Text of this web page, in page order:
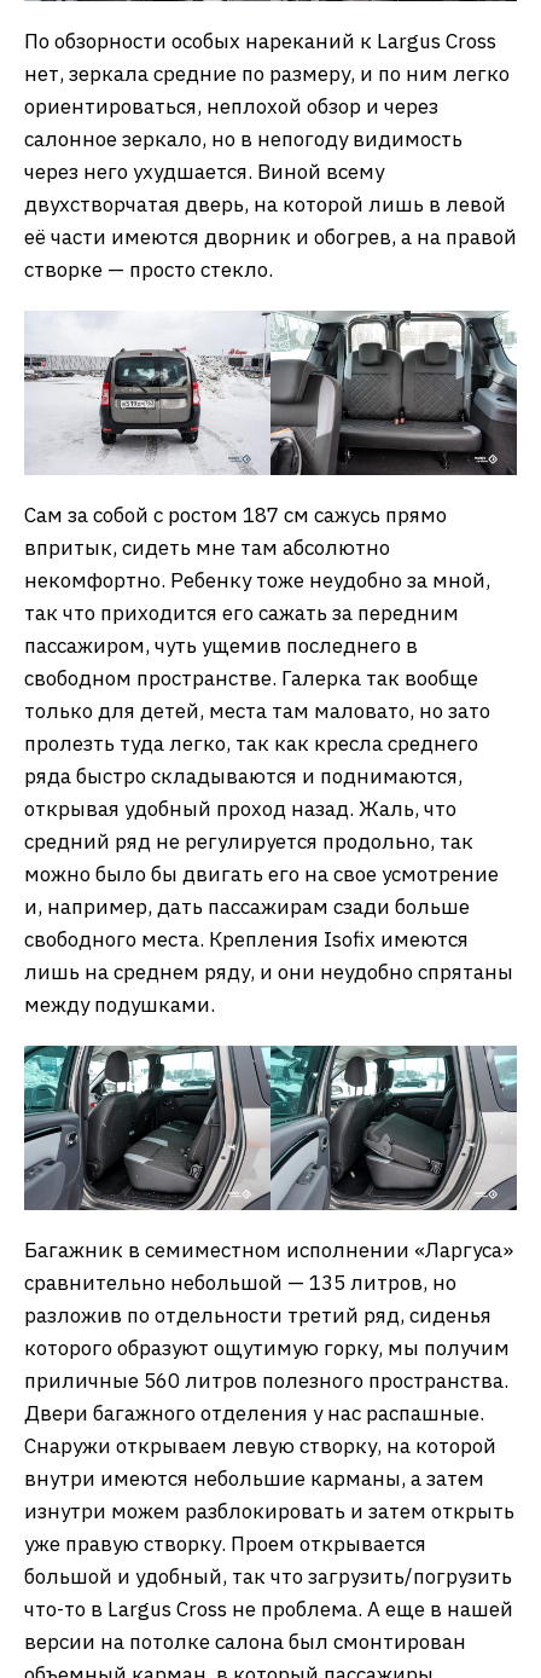
По обзорности особых нареканий к Largus Cross
нет, зеркала средние по размеру, и по ним легко
ориентироваться, неплохой обзор и через
салонное зеркало, но в непогоду видимость
через него ухудшается. Виной всему
двухстворчатая дверь, на которой лишь в левой
её части имеются дворник и обогрев, а на правой
створке — просто стекло.
Сам за собой с ростом 187 см сажусь прямо
впритык, сидеть мне там абсолютно
некомфортно. Ребенку тоже неудобно за мной,
так что приходится его сажать за передним
пассажиром, чуть ущемив последнего в
свободном пространстве. Галерка так вообще
только для детей, места там маловато, но зато
пролезть туда легко, так как кресла среднего
ряда быстро складываются и поднимаются,
открывая удобный проход назад. Жаль, что
средний ряд не регулируется продольно, так
можно было бы двигать его на свое усмотрение
и, например, дать пассажирам сзади больше
свободного места. Крепления Isofix имеются
лишь на среднем ряду, и они неудобно спрятаны
между подушками.
Багажник в семиместном исполнении «Ларгуса»
сравнительно небольшой — 135 литров, но
разложив по отдельности третий ряд, сиденья
которого образуют ощутимую горку, мы получим
приличные 560 литров полезного пространства.
Двери багажного отделения у нас распашные.
Снаружи открываем левую створку, на которой
внутри имеются небольшие карманы, а затем
изнутри можем разблокировать и затем открыть
уже правую створку. Проем открывается
большой и удобный, так что загрузить/погрузить
что-то в Largus Cross не проблема. А еще в нашей
версии на потолке салона был смонтирован